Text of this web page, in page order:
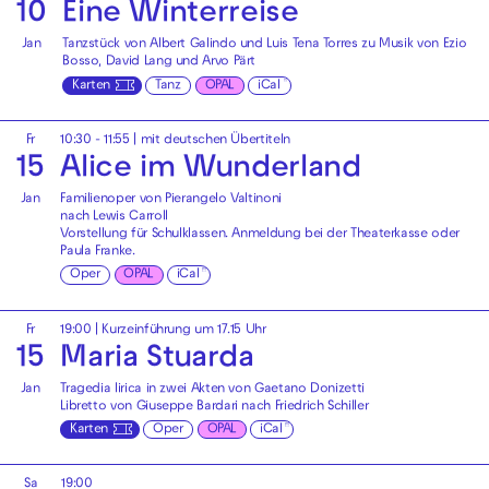
10
Jan
Eine Winterreise
Tanzstück von Albert Galindo und Luis Tena Torres zu Musik von Ezio
Bosso, David Lang und Arvo Pärt
Karten
Tanz OPAL iCal
Fr
15
Jan
10:30 - 11:55 mit deutschen Übertiteln
Alice im Wunderland
Familienoper von Pierangelo Valtinoni
nach Lewis Carroll
Vorstellung für Schulklassen. Anmeldung bei der Theaterkasseoder
Paula Franke.
Oper
OPAL iCal
Fr
15
Jan
19:00 | Kurzeinführung um 17.15 Uhr
Maria Stuarda
Tragedia lirica in zwei Akten von Gaetano Donizetti
Libretto von Giuseppe Bardari nach Friedrich Schiller
Karten
Oper OPAL iCal
Sa 19:00